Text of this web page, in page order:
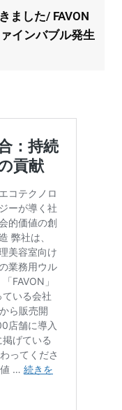
ました/ FAVON
インバブル発生